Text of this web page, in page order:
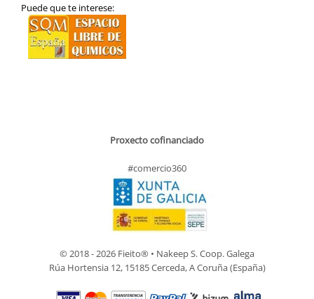
Puede que te interese:
Proxecto cofinanciado
#comercio360
© 2018 - 2026 Fieito® • Nakeep S. Coop. Galega
Rúa Hortensia 12, 15185 Cerceda, A Coruña (España)